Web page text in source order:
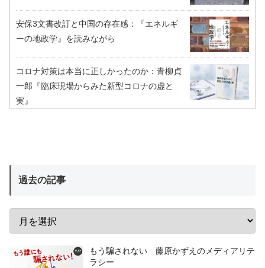
安保3文書改訂と中国の存在感：『エネルギ
ーの地政学』を読みながら
コロナ対策は本当に正しかったのか：青柳貞
一郎『臨床現場からみた新型コロナの虚と
実』
過去の記事
もう騙されない 藤原かずえのメディアリテ
ラシー